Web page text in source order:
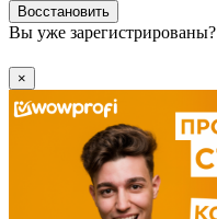
Восстановить
Вы уже зарегистрированы?
×